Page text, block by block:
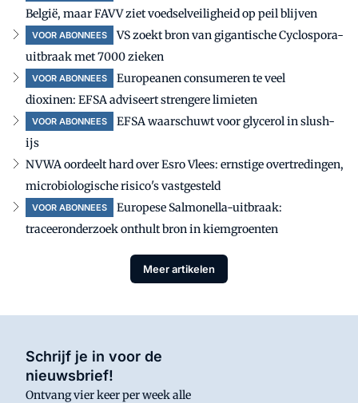
België, maar FAVV ziet voedselveiligheid op peil blijven
VOOR ABONNEES
VS zoekt bron van gigantische Cyclospora-
uitbraak met 7000 zieken
VOOR ABONNEES
Europeanen consumeren te veel
dioxinen: EFSA adviseert strengere limieten
VOOR ABONNEES
EFSA waarschuwt voor glycerol in slush-
ijs
NVWA oordeelt hard over Esro Vlees: ernstige overtredingen,
microbiologische risico's vastgesteld
VOOR ABONNEES
Europese Salmonella-uitbraak:
traceeronderzoek onthult bron in kiemgroenten
Meer artikelen
Schrijf je in voor de
nieuwsbrief!
Ontvang vier keer per week alle